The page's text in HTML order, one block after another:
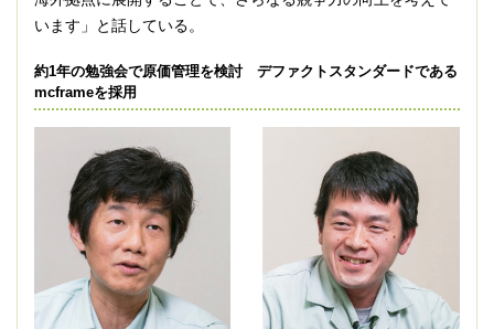
います」と話している。
約1年の勉強会で原価管理を検討 デファクトスタンダードである
mcframeを採用